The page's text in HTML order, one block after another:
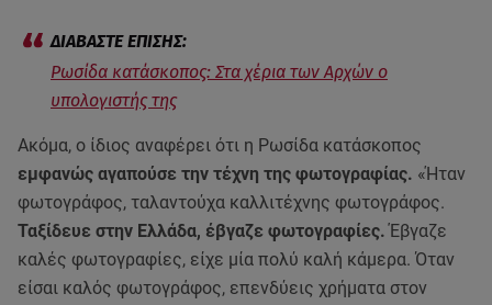
Ρωσίδα κατάσκοπος: Στα χέρια των Αρχών ο
υπολογιστής της
Ακόμα, ο ίδιος αναφέρει ότι η Ρωσίδα κατάσκοπος
εμφανώς αγαπούσε την τέχνη της φωτογραφίας. «Ήταν
φωτογράφος, ταλαντούχα καλλιτέχνης φωτογράφος.
Ταξίδευε στην Ελλάδα, έβγαζε φωτογραφίες.Έβγαζε
καλές φωτογραφίες, είχε μία πολύ καλή κάμερα. Όταν
είσαι καλός φωτογράφος, επενδύεις χρήματα στον